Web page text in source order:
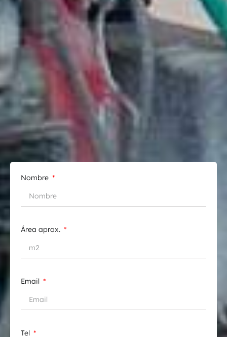
Nombre
Área aprox.
Email
Tel